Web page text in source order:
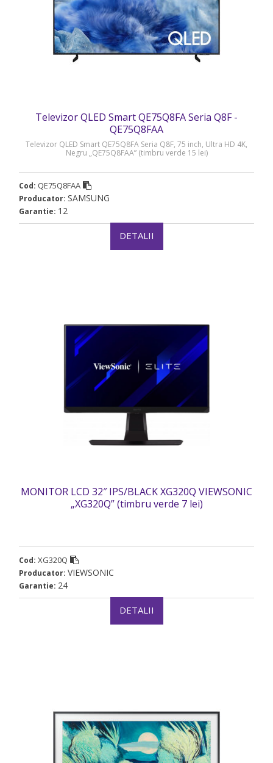
Televizor QLED Smart QE75Q8FA Seria Q8F -
QE75Q8FAA
Televizor QLED Smart QE75Q8FA Seria Q8F, 75 inch, Ultra HD 4K,
Negru „QE75Q8FAA” (timbru verde 15 lei)
Cod: QE75Q8FAA
Producator: SAMSUNG
Garantie: 12
DETALII
MONITOR LCD 32″ IPS/BLACK XG320Q VIEWSONIC
„XG320Q” (timbru verde 7 lei)
Cod: XG320Q
Producator: VIEWSONIC
Garantie: 24
DETALII